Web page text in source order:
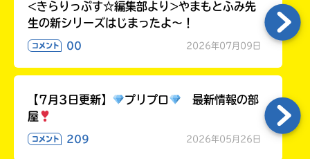
<きらりっぷす☆編集部より>やまもとふみ先
生の新シリーズはじまったよ～！
コメント 00 2026年07月09日
【7月3日更新】 プリプロ
最新情報の部
屋
コメント 209 2026年05月26日